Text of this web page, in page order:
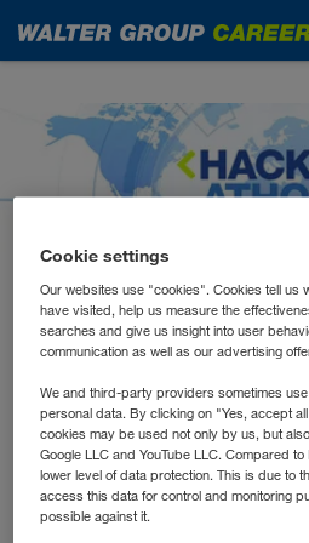
Noutăți
WALTER
Hackathon
Innovative Ideen für eine
WALTER GROUP Hackathon
Cookie settings
Our websites use "cookies". Cookies tell us
have visited, help us measure the
searches and give us insight into user
communication as well as our advertising
We and third-party providers sometimes
personal data. By clicking on "Yes, accept
cookies may be used not only by us, but
Google LLC and YouTube LLC. Compared
lower level of data protection. This is due to
access this data for control and monitoring
possible against it.